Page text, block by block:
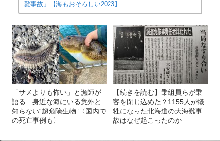
難事故」【海もおそろしい2023】
「サメよりも怖い」と漁師が
語る…身近な海にいる意外と
知らない“超危険生物”〈国内で
の死亡事例も〉
【続きを読む】乗組員らが乗
客を閉じ込めた？1155人が犠
牲になった北海道の大海難事
故はなぜ起こったのか